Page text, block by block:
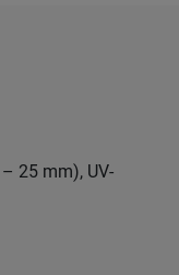
25 mm), UV-